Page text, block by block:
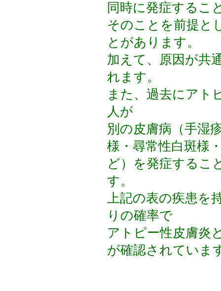
同時に発症するこ
そのことを前提と
とがあります。
加えて、原因が共
れます。
また、過去にアト
人が
別の皮膚病（手湿
様・尋常性白斑様
ど）を発症するこ
す。
上記の表の疾患を
りの確率で
アトピー性皮膚炎
が確認されていま